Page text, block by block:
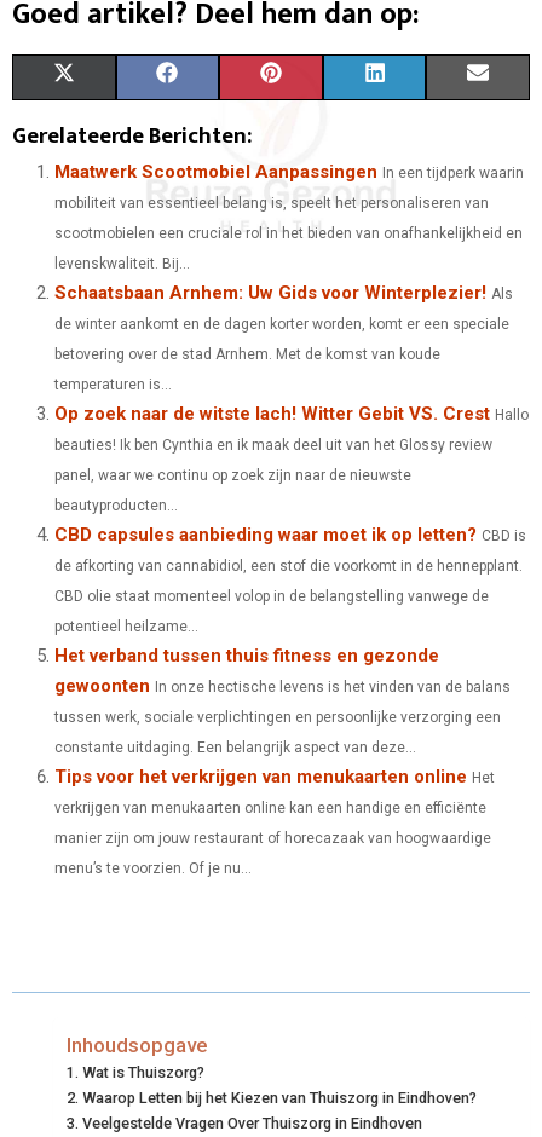
Goed artikel? Deel hem dan op:
A
R
O
T
W
T
E
R
)
A
R
O
C
E
O
R
O
N
T
R
T
R
O
K
D O
Gerelateerde Berichten:
Maatwerk Scootmobiel Aanpassingen In een tijdperk waarin
mobiliteit van essentieel belang is, speelt het personaliseren van
scootmobielen een cruciale rol in het bieden van onafhankelijkheid en
levenskwaliteit. Bij...
Schaatsbaan Arnhem: Uw Gids voor Winterplezier! Als
de winter aankomt en de dagen korter worden, komt er een speciale
betovering over de stad Arnhem. Met de komst van koude
temperaturen is...
Op zoek naar de witste lach! Witter Gebit VS. Crest Hallo
beauties! Ik ben Cynthia en ik maak deel uit van het Glossy review
panel, waar we continu op zoek zijn naar de nieuwste
beautyproducten...
CBD capsules aanbieding waar moet ik op letten? CBD is
de afkorting van cannabidiol, een stof die voorkomt in de hennepplant.
CBD olie staat momenteel volop in de belangstelling vanwege de
potentieel heilzame...
Het verband tussen thuis fitness en gezonde
gewoonten In onze hectische levens is het vinden van de balans
tussen werk, sociale verplichtingen en persoonlijke verzorging een
constante uitdaging. Een belangrijk aspect van deze...
Tips voor het verkrijgen van menukaarten online Het
verkrijgen van menukaarten online kan een handige en efficiënte
manier zijn om jouw restaurant of horecazaak van hoogwaardige
menu’s te voorzien. Of je nu...
Inhoudsopgave
Wat is Thuiszorg?
Waarop Letten bij het Kiezen van Thuiszorg in Eindhoven?
Veelgestelde Vragen Over Thuiszorg in Eindhoven